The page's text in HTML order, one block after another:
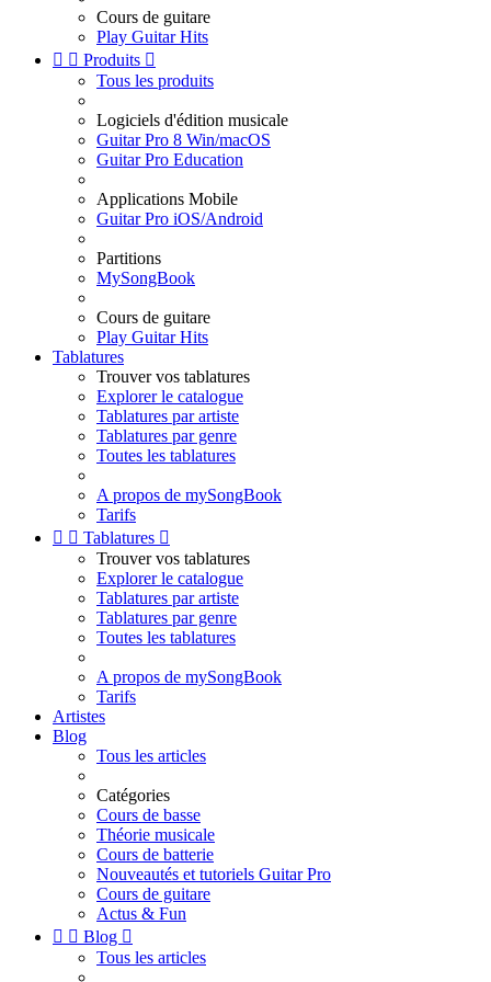
Cours de guitare
Play Guitar Hits
  Produits 
Tous les produits
Logiciels d'édition musicale
Guitar Pro 8 Win/macOS
Guitar Pro Education
Applications Mobile
Guitar Pro iOS/Android
Partitions
MySongBook
Cours de guitare
Play Guitar Hits
Tablatures
Trouver vos tablatures
Explorer le catalogue
Tablatures par artiste
Tablatures par genre
Toutes les tablatures
A propos de mySongBook
Tarifs
  Tablatures 
Trouver vos tablatures
Explorer le catalogue
Tablatures par artiste
Tablatures par genre
Toutes les tablatures
A propos de mySongBook
Tarifs
Artistes
Blog
Tous les articles
Catégories
Cours de basse
Théorie musicale
Cours de batterie
Nouveautés et tutoriels Guitar Pro
Cours de guitare
Actus & Fun
  Blog 
Tous les articles